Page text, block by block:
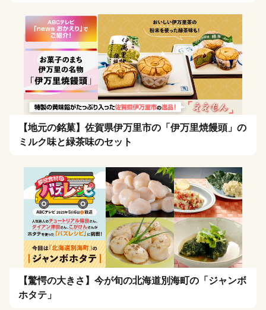
【地元の銘菓】佐賀県伊万里市の「伊万里焼饅頭」の
ミルク味と緑茶味のセット
【驚愕の大きさ】今が旬の北海道別海町の「ジャンボ
ホタテ」